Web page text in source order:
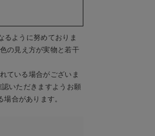
るように努めておりま
の見え方が実物と若干
ている場合がございま
いただきますようお願
合があります。